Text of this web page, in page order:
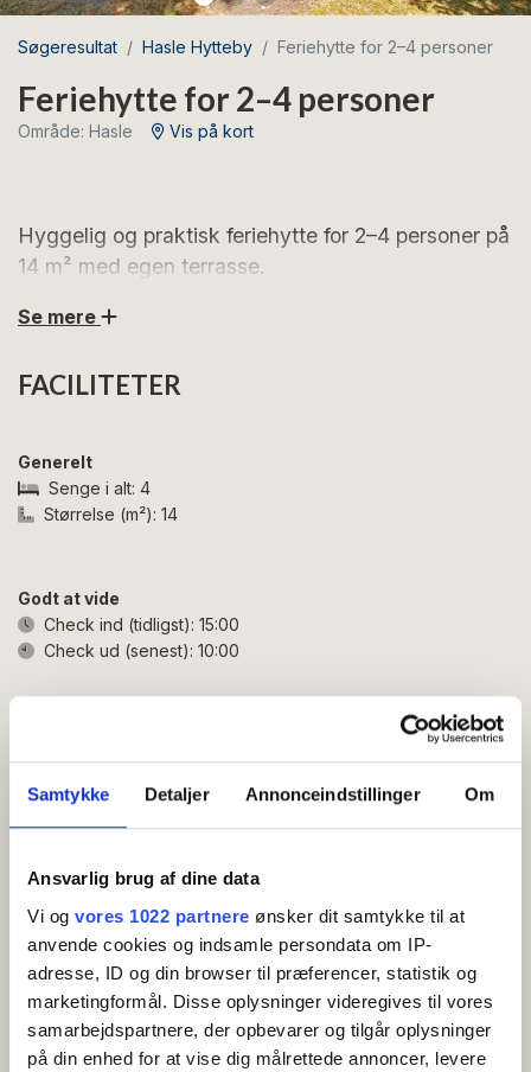
Samtykke Detaljer Annonceindstillinger Om
Ansvarlig brug af dine data
Vi og vores 1022 partnere ønsker dit samtykke til at
anvende cookies og indsamle persondata om IP-
adresse, ID og din browser til præferencer, statistik og
marketingformål. Disse oplysninger videregives til vores
samarbejdspartnere, der opbevarer og tilgår oplysninger
på din enhed for at vise dig målrettede annoncer, levere
Søgeresultat Hasle Hytteby Feriehytte for 2–4 personer
Feriehytte for 2–4 personer
Område: Hasle Vis på kort
Hyggelig og praktisk feriehytte for 2–4 personer på
14 m² med egen terrasse.
På trods af hyttens kompakte størrelse føles den
indretning.
håndvask med koldt vand, to kogeplader, køleskab
(uden frost), elkedel og køkkenservice til fire personer.
I den ene ende af hytten finder du et fold-ud spisebord
meter.
Hytten har en træterrasse med havemøbler, hvor du
kan nyde solen og frisk luft.
badefaciliteter samt et veludstyret fælleskøkken med
kan bade privat, og har du små børn med, er der et
separat baderum til familier.
Se mere
FACILITETER
Generelt
Senge i alt: 4
Størrelse (m²): 14
Godt at vide
Check ind (tidligst): 15:00
Check ud (senest): 10:00
Altan/terrasse
Køleskab
KORT